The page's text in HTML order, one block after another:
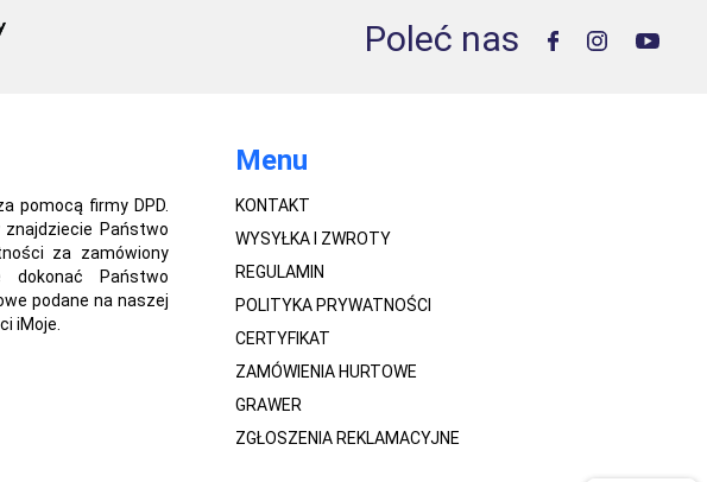
Poleć nas
pomocą firmy DPD.
Państwo
za zamówiony
Państwo
podane na naszej
iMoje.
Menu
KONTAKT
WYSYŁKA I ZWROTY
REGULAMIN
POLITYKA PRYWATNOŚCI
CERTYFIKAT
ZAMÓWIENIA HURTOWE
GRAWER
ZGŁOSZENIA REKLAMACYJNE